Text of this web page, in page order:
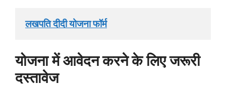
लखपति दीदी योजना फॉर्म
योजना में आवेदन करने के लिए जरूरी
दस्तावेज